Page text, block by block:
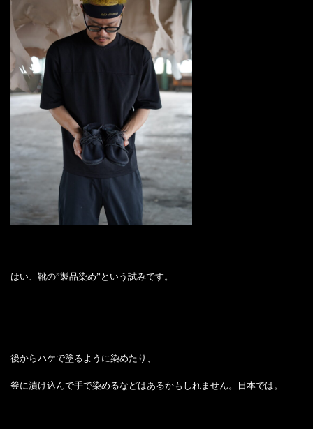
はい、靴の”製品染め”という試みです。
後からハケで塗るように染めたり、
釜に漬け込んで手で染めるなどはあるかもしれません。日本では。